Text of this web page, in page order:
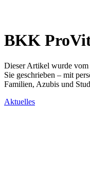
BKK
Dieser Artikel wurde
Sie geschrieben – mit
Familien, Azubis und
Aktuelles